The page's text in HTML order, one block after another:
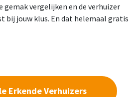
gemak vergelijken en de verhuizer
bij jouw klus. En dat helemaal gratis
Erkende Verhuizers